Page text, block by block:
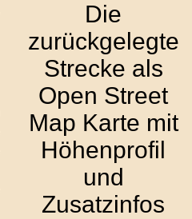
Die
zurückgelegte
Strecke als
Open Street
Map Karte mit
Höhenprofil
und
Zusatzinfos